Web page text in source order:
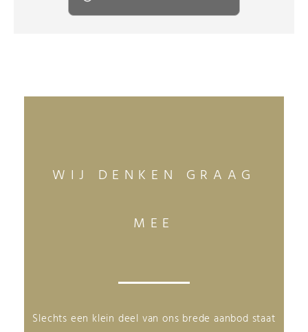
WIJ DENKEN GRAAG
MEE
Slechts een klein deel van ons brede aanbod staat